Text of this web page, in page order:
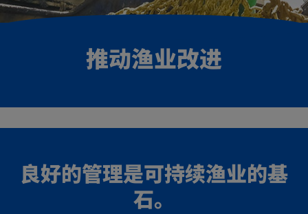
推动渔业改进
良好的管理是可持续渔业的基
石。